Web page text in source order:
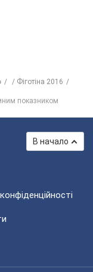
Фіготіна 2016
показником
В начало